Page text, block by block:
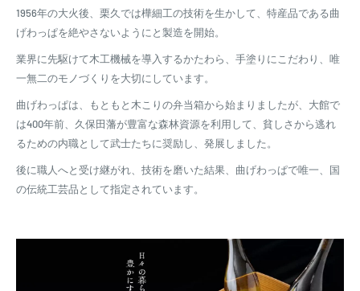
1956年の大火後、栗久では樺細工の技術を生かして、特産品である曲
げわっぱを絶やさないようにと製造を開始。
業界に先駆けて木工機械を導入するかたわら、手塗りにこだわり、唯
一無二のモノづくりを大切にしています。
曲げわっぱは、もともと木こりの弁当箱から始まりましたが、大館で
は400年前、久保田藩が豊富な森林資源を利用して、貧しさから逃れ
るための内職として武士たちに奨励し、発展しました。
後に職人へと受け継がれ、技術を磨いた結果、曲げわっぱで唯一、国
の伝統工芸品として指定されています。